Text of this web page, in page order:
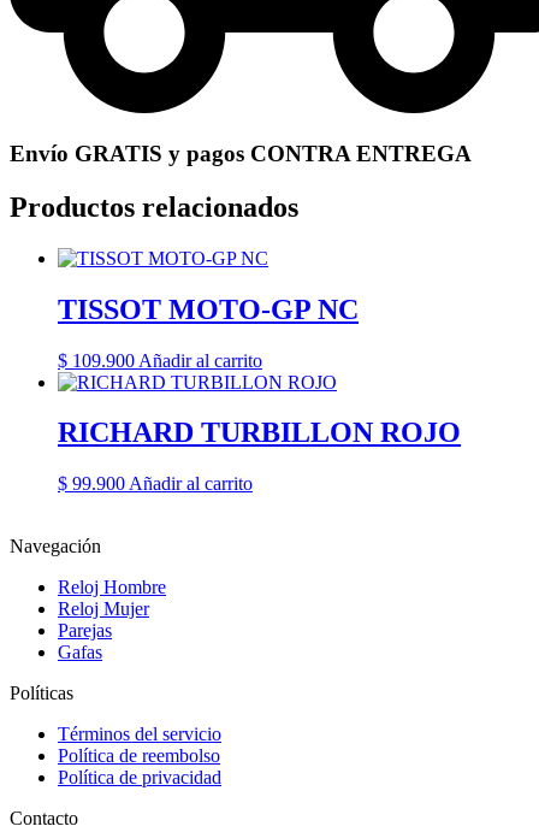
Envío GRATIS y pagos CONTRA ENTREGA
Productos relacionados
TISSOT MOTO-GP NC
$ 109.900 Añadir al carrito
RICHARD TURBILLON ROJO
$ 99.900 Añadir al carrito
Navegación
Reloj Hombre
Reloj Mujer
Parejas
Gafas
Políticas
Términos del servicio
Política de reembolso
Política de privacidad
Contacto